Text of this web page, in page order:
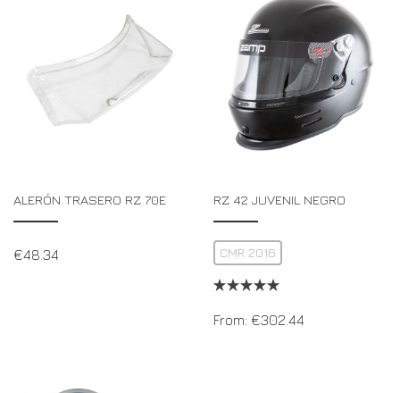
ALERÓN TRASERO RZ 70E
€48.34
RZ 42 JUVENIL NEGRO
CMR 2016
From: €302.44